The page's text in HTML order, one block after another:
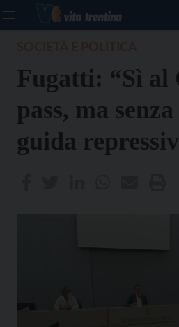
Fugatti: “Sì al
pass, ma
guida